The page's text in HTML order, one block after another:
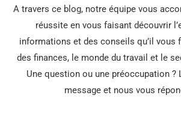
A travers ce blog, notre équipe vous
réussite en vous faisant découvrir
informations et des conseils qu’il vous
des finances, le monde du travail et le
Une question ou une préoccupation ?
message et nous vous